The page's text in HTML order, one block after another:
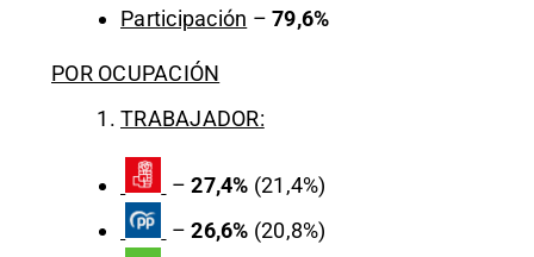
Participación – 79,6%
POR OCUPACIÓN
TRABAJADOR:
–27,4% (21,4%)
–26,6% (20,8%)